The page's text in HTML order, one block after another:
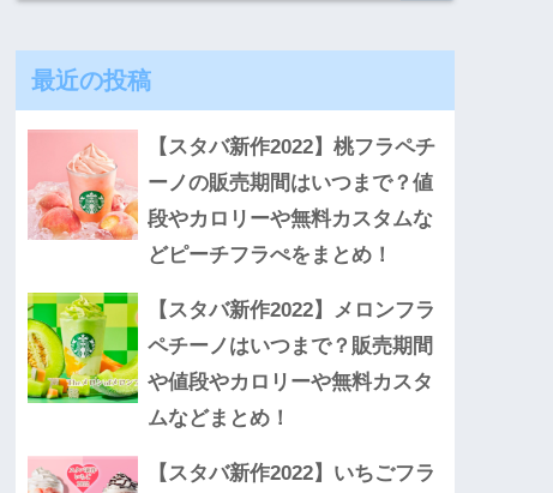
最近の投稿
【スタバ新作2022】桃フラペチ
ーノの販売期間はいつまで？値
段やカロリーや無料カスタムな
どピーチフラぺをまとめ！
【スタバ新作2022】メロンフラ
ペチーノはいつまで？販売期間
や値段やカロリーや無料カスタ
ムなどまとめ！
【スタバ新作2022】いちごフラ